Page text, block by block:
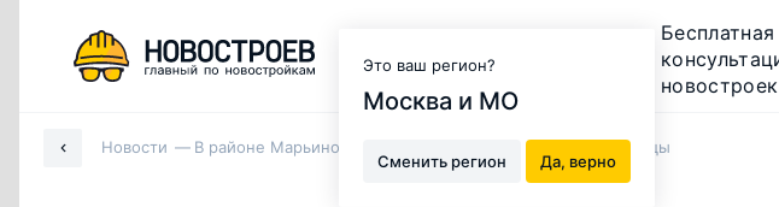
Это ваш регион?
Москва и МО
Сменить регион Да, верно
Бесплатная
новостроек
Новости В районе Марьино пройдёт реконструкция Донецкой улицы